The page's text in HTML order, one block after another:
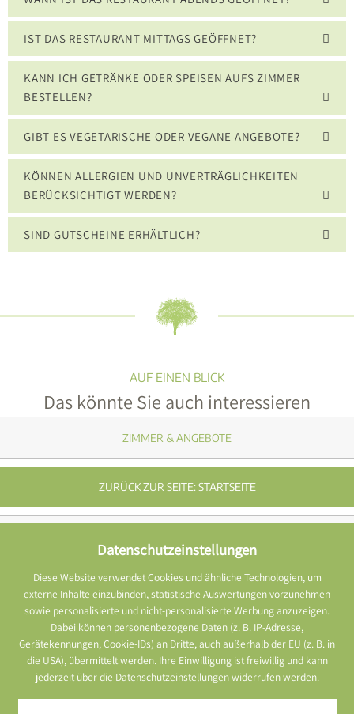
Datenschutzeinstellungen
Diese Website verwendet Cookies und ähnliche Technologien, um
externe Inhalte einzubinden, statistische Auswertungen vorzunehmen
sowie personalisierte und nicht-personalisierte Werbung anzuzeigen.
Dabei können personenbezogene Daten (z. B. IP-Adresse,
Gerätekennungen, Cookie-IDs) an Dritte, auch außerhalb der EU (z. B. in
die USA), übermittelt werden. Ihre Einwilligung ist freiwillig und kann
jederzeit über die Datenschutzeinstellungen widerrufen werden.
IST DAS RESTAURANT MITTAGS GEÖFFNET?
KANN ICH GETRÄNKE ODER SPEISEN AUFS ZIMMER
BESTELLEN?
GIBT ES VEGETARISCHE ODER VEGANE ANGEBOTE?
KÖNNEN ALLERGIEN UND UNVERTRÄGLICHKEITEN
BERÜCKSICHTIGT WERDEN?
SIND GUTSCHEINE ERHÄLTLICH?
ZIMMER & ANGEBOTE
ZURÜCK ZUR SEITE: STARTSEITE
4*S Wellnesshotel Grüner Baum
Wellness & Golf im Schwarzwald
****S Waldhotel Grüner Baum GmbH
Alm 33